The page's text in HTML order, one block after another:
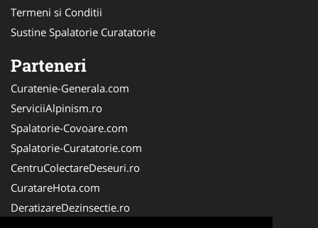
Termeni si Conditii
Sustine Spalatorie Curatatorie
Parteneri
Curatenie-Generala.com
ServiciiAlpinism.ro
Spalatorie-Covoare.com
Spalatorie-Curatatorie.com
CentruColectareDeseuri.ro
CuratareHota.com
DeratizareDezinsectie.ro